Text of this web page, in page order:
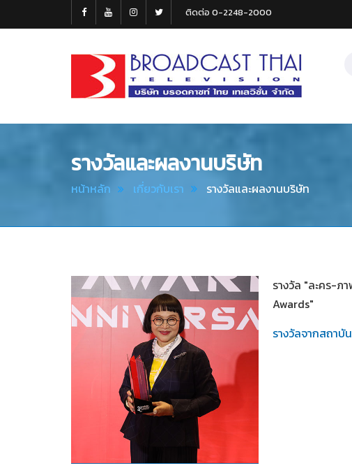
ติดต่อ 0-2248-2000
Thai
รางวัลและผลงานบริษัท
หน้าหลัก เกี่ยวกับเรา รางวัลและผลงานบริษัท
รางวัล "ละคร-ภ
Awards"
รางวัลจากสถาบั